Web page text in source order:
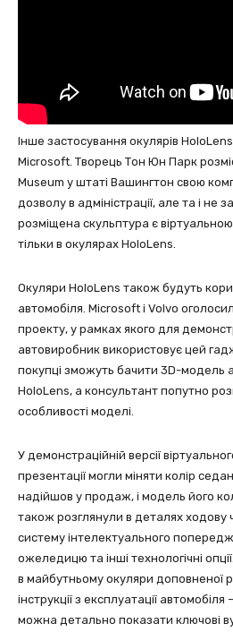
Інше застосування окулярів
Microsoft. Творець Тон Юн Парк
Museum у штаті Вашингтон свою
дозволу в адміністрації, але та і не
розміщена скульптура є
тільки в окулярах HoloLens.
Окуляри HoloLens також будуть
автомобіля. Microsoft і Volvo
проекту, у рамках якого для
автовиробник використовує цей
покупці зможуть бачити 3D-модель
HoloLens, а консультант попутно
особливості моделі.
У демонстраційній версії
презентації могли міняти колір
надійшов у продаж, і модель його
також розглянули в деталях ходову
систему інтелектуального
ожеледицю та інші технологічні
в майбутньому окуляри доповненої
інструкції з експлуатації
можна детально показати ключові